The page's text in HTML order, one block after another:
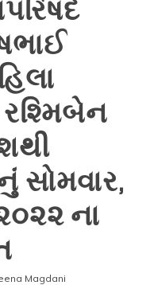
વિદેશથી
સોમવાર,
ના
Magdani